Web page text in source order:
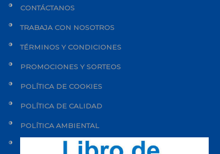
CONTÁCTANOS
TRABAJA CON NOSOTROS
TÉRMINOS Y CONDICIONES
PROMOCIONES Y SORTEOS
POLÍTICA DE COOKIES
POLÍTICA DE CALIDAD
POLÍTICA AMBIENTAL